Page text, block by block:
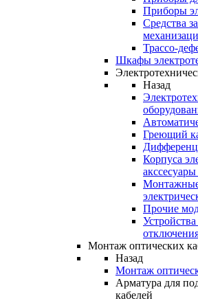
Приборы
Средства
Трассо-
Шкафы
Назад
Греющий
Корпуса
Прочие
Монтаж оптических
Назад
Монтаж
Арматура для
кабелей